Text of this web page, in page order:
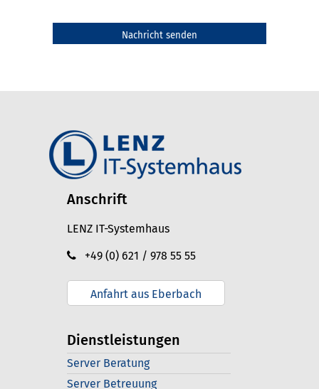
Anschrift
LENZ IT-Systemhaus
+49 (0) 621 / 978 55 55
Anfahrt aus Eberbach
Dienstleistungen
Server Beratung
Server Betreuung